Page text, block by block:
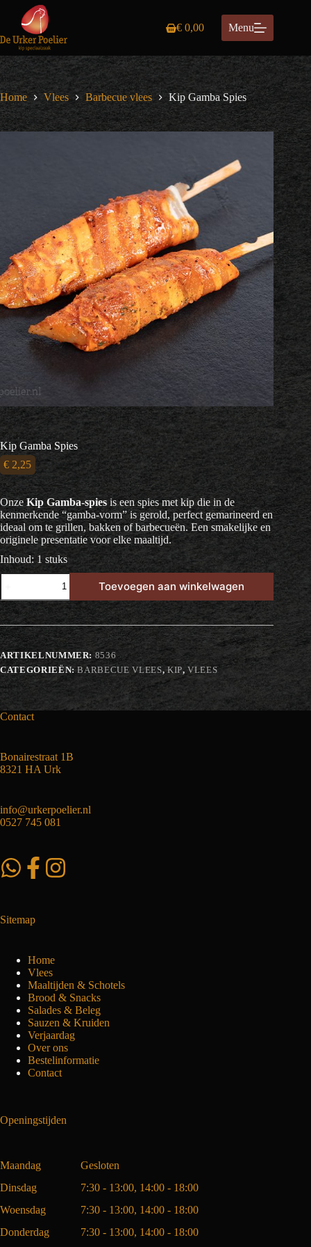
inhoud
Winkelwagen
€ 0,00 Menu
Home Vlees Barbecue vlees Kip Gamba Spies
Kip Gamba Spies
€ 2,25
OnzeKip Gamba-spiesis een spies met kip die in de
kenmerkende “gamba-vorm” is gerold, perfect gemarineerd en
ideaal om te grillen, bakken of barbecueën. Een smakelijke en
originele presentatie voor elke maaltijd.
Inhoud: 1 stuks
Kip
Spies
aantal
Toevoegen aan winkelwagen
ARTIKELNUMMER: 8536
CATEGORIEËN:BARBECUE VLEES,KIP,VLEES
Contact
Bonairestraat 1B
8321 HA Urk
info@urkerpoelier.nl
0527 745 081
Sitemap
Home
Vlees
Maaltijden & Schotels
Brood & Snacks
Salades & Beleg
Sauzen & Kruiden
Verjaardag
Over ons
Bestelinformatie
Contact
Openingstijden
Maandag
Gesloten
Dinsdag
7:30 - 13:00, 14:00 - 18:00
Woensdag
7:30 - 13:00, 14:00 - 18:00
Donderdag
7:30 - 13:00, 14:00 - 18:00